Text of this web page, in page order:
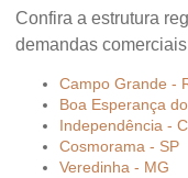
Confira a estrutura
demandas
Campo Grande -
Boa Esperança
Independência -
Cosmorama - SP
Veredinha - MG